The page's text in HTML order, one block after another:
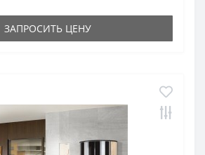
ЗАПРОСИТЬ ЦЕНУ